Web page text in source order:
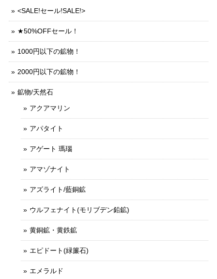
<SALE!セール!SALE!>
★50%OFFセール！
1000円以下の鉱物！
2000円以下の鉱物！
鉱物/天然石
アクアマリン
アパタイト
アゲート 瑪瑙
アマゾナイト
アズライト/藍銅鉱
ウルフェナイト(モリブデン鉛鉱)
黄銅鉱・黄鉄鉱
エピドート(緑簾石)
エメラルド